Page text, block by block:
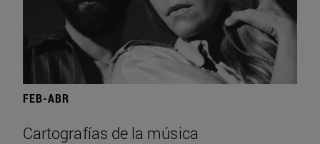
FEB-ABR
Cartografías de la música